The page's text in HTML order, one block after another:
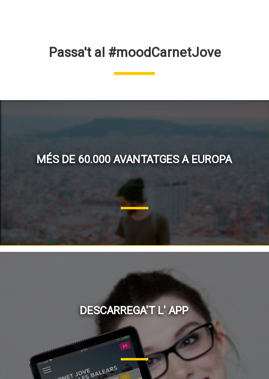
Passa't al #moodCarnetJove
MÉS DE 60.000 AVANTATGES A EUROPA
DESCARREGA'T L' APP